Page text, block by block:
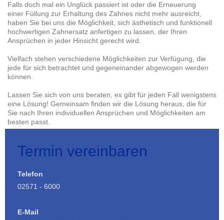
Falls doch mal ein Unglück passiert ist oder die Erneuerung
einer Füllung zur Erhaltung des Zahnes nicht mehr ausreicht,
haben Sie bei uns die Möglichkeit, sich ästhetisch und funktionell
hochwertigen Zahnersatz anfertigen zu lassen, der Ihren
Ansprüchen in jeder Hinsicht gerecht wird.
Vielfach stehen verschiedene Möglichkeiten zur Verfügung, die
jede für sich betrachtet und gegeneinander abgewogen werden
können.
Lassen Sie sich von uns beraten, es gibt für jeden Fall wenigstens
eine Lösung! Gemeinsam finden wir die Lösung heraus, die für
Sie nach Ihren individuellen Ansprüchen und Möglichkeiten am
besten passt.
Termin vereinbaren
Telefon
02571 - 6000
E-Mail